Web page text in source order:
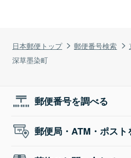
日本郵便トップ 郵便番号検索
深草墨染町
郵便番号を調べる
郵便局・ATM・ポスト